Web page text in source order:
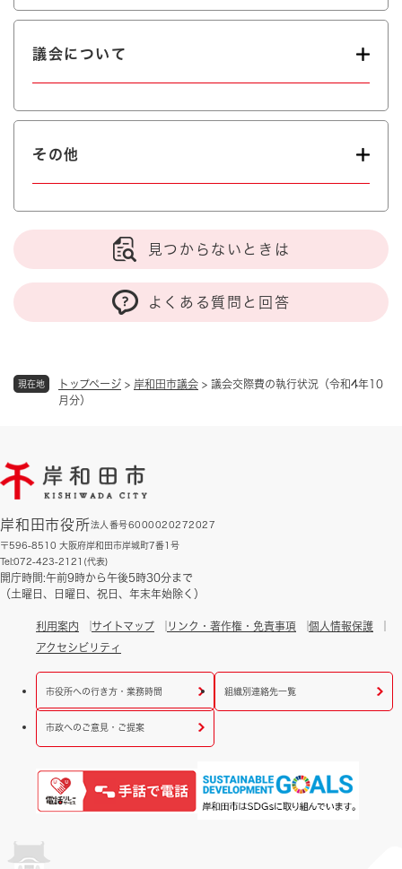
現在地 トップページ > 岸和田市議会 > 議会交際費の執行状況（令和4年10
月分）
議会について
その他
見つからないときは
よくある質問と回答
岸和田市役所法人番号6000020272027
〒596-8510 大阪府岸和田市岸城町7番1号
Tel:072-423-2121(代表)
開庁時間:午前9時から午後5時30分まで
（土曜日、日曜日、祝日、年末年始除く）
利用案内 サイトマップ リンク・著作権・免責事項
個人情報保護
アクセシビリティ
市役所への行き方・業務時間 組織別連絡先一覧
市政へのご意見・ご提案